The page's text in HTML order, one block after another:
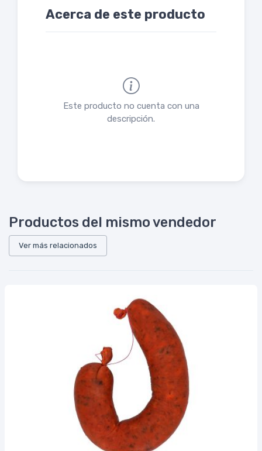
Acerca de este producto
Este producto no cuenta con una
descripción.
Productos del mismo vendedor
Ver más relacionados